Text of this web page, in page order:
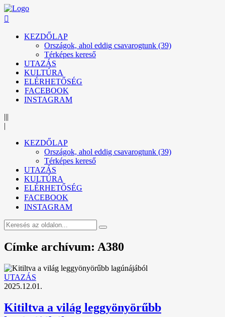
KEZDŐLAP
Országok, ahol eddig csavarogtunk (39)
Térképes kereső
UTAZÁS
KULTÚRA
ELÉRHETŐSÉG
FACEBOOK
INSTAGRAM
|||
|
KEZDŐLAP
Országok, ahol eddig csavarogtunk (39)
Térképes kereső
UTAZÁS
KULTÚRA
ELÉRHETŐSÉG
FACEBOOK
INSTAGRAM
Címke archívum: A380
UTAZÁS
2025.12.01.
Kitiltva a világ leggyönyörűbb